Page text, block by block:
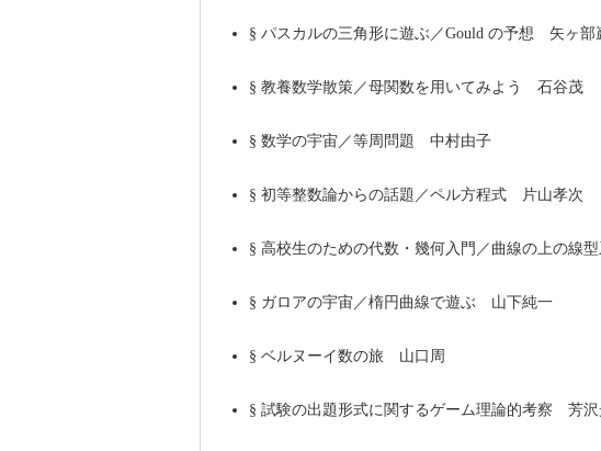
§ パスカルの三角形に遊ぶ／Gould の予想 矢ヶ部
§ 教養数学散策／母関数を用いてみよう 石谷茂
§ 数学の宇宙／等周問題 中村由子
§ 初等整数論からの話題／ペル方程式 片山孝次
§ 高校生のための代数・幾何入門／曲線の上の線
§ ガロアの宇宙／楕円曲線で遊ぶ 山下純一
§ ベルヌーイ数の旅 山口周
§ 試験の出題形式に関するゲーム理論的考察 芳沢